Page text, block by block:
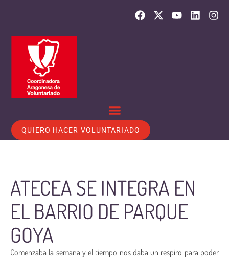
QUIERO HACER VOLUNTARIADO
ATECEA SE INTEGRA EN
EL BARRIO DE PARQUE
GOYA
Comenzaba la semana y el tiempo nos daba un respiro para poder